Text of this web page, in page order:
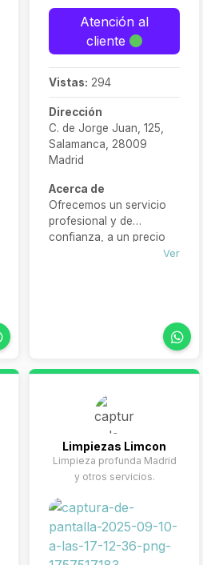
Atención al
cliente
Vistas: 294
Dirección
C. de Jorge Juan, 125,
Salamanca, 28009
Madrid
Acerca de
Ofrecemos un servicio
profesional y de
confianza, a un precio
comercio u oficina para
inmuebles con unos
elevados estándares de
calidad: limpiezas
profesionales a fondo,
vaciados, pintores,
además de muchos otros
el cuidado de personas
así como de todo tipo de
inmuebles.
Ver
Limpiezas Limcon
Limpieza profunda Madrid
y otros servicios.